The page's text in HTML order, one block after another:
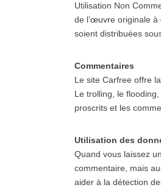
Utilisation Non
de l’œuvre originale à
soient distribuées
Commentaires
Le site Carfree offre
Le trolling, le
proscrits et les
Utilisation des
Quand vous laissez
commentaire, mais
aider à la détection